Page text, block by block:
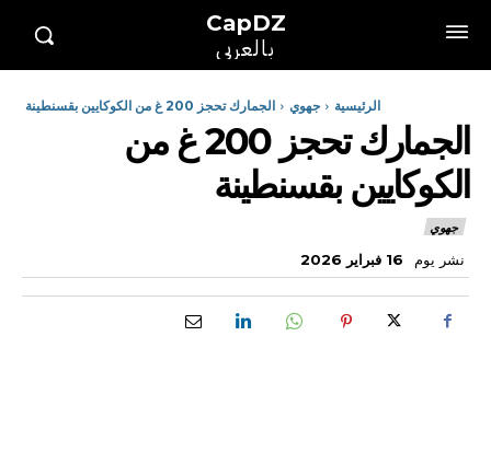
CapDZ
بالعربي
الرئيسية جهوي الجمارك تحجز 200 غ من الكوكايين بقسنطينة
الجمارك تحجز 200 غ من
الكوكايين بقسنطينة
جهوي
نشر يوم 16 فبراير 2026